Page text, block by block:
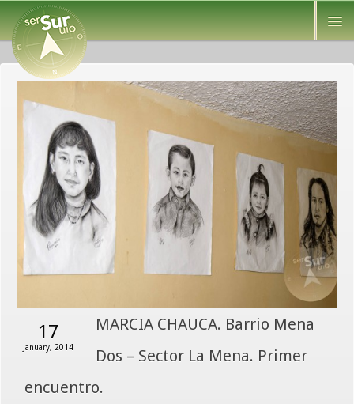
17
January, 2014
MARCIA CHAUCA. Barrio Mena
Dos – Sector La Mena. Primer
encuentro.